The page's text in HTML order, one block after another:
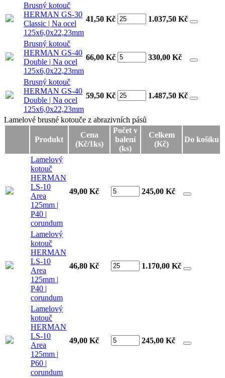
Brusný kotouč
HERMAN GS-30
Classic | Na ocel
125x6,0x22,23mm
41,50 Kč 1.037,50 Kč
Brusný kotouč
HERMAN GS-40
Double | Na ocel
125x6,0x22,23mm
66,00 Kč 330,00 Kč
Brusný kotouč
HERMAN GS-40
Double | Na ocel
125x6,0x22,23mm
59,50 Kč 1.487,50 Kč
Lamelové brusné kotouče z abrazivních pásů
Lamelové brusné kotouče z abrazivních pásů
Produkt
Cena
(Kč/1ks)
Počet v
balení
(ks)
Celkem
(Kč)
Do košíku
Lamelový
kotouč
HERMAN
LS-10
Area
125mm |
P40 |
corundum
49,00 Kč 245,00 Kč
Lamelový
kotouč
HERMAN
LS-10
Area
125mm |
P40 |
corundum
46,80 Kč 1.170,00 Kč
Lamelový
kotouč
HERMAN
LS-10
Area
125mm |
P60 |
corundum
49,00 Kč 245,00 Kč